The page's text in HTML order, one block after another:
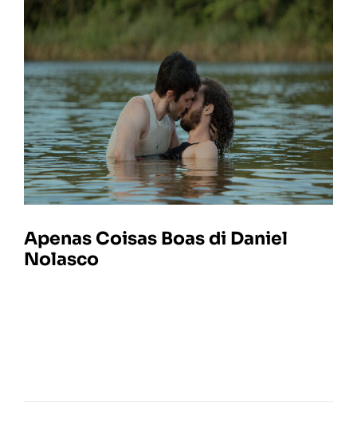
Apenas Coisas Boas di Daniel
Nolasco